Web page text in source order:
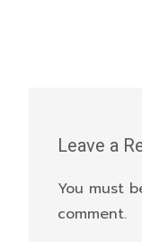
Leave a
You must
comment.